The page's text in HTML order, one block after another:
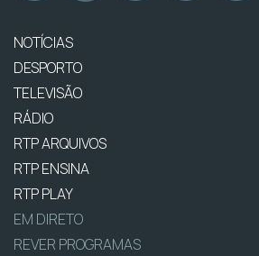
NOTÍCIAS
DESPORTO
TELEVISÃO
RÁDIO
RTP ARQUIVOS
RTP ENSINA
RTP PLAY
EM DIRETO
REVER PROGRAMAS